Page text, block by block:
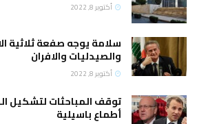
أكتوبر 8, 2022
سلامة يوجه صفعة ثلاثية
والصيدليات والافران
أكتوبر 8, 2022
توقف المباحثات لتشكيل
أطماع باسيلية